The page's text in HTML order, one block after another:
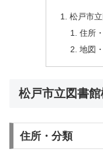
松戸市
住所
地図
松戸市立図書
住所・分類